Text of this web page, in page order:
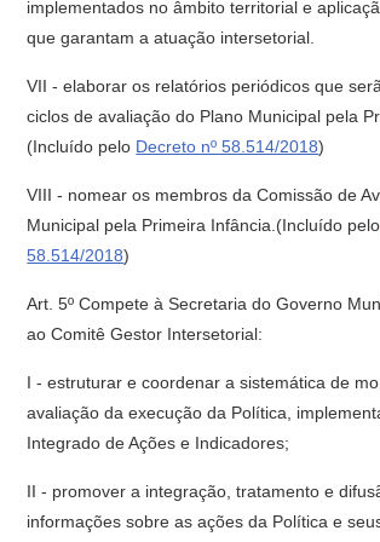
implementados no âmbito territorial e
que garantam a atuação intersetorial.
VII - elaborar os relatórios periódicos que
ciclos de avaliação do Plano Municipal pela
(Incluído pelo Decreto nº 58.514/2018)
VIII - nomear os membros da Comissão de
Municipal pela Primeira Infância.(Incluído pelo
58.514/2018)
Art. 5º Compete à Secretaria do Governo
ao Comitê Gestor Intersetorial:
I - estruturar e coordenar a sistemática de
avaliação da execução da Política,
Integrado de Ações e Indicadores;
II - promover a integração, tratamento e
informações sobre as ações da Política e